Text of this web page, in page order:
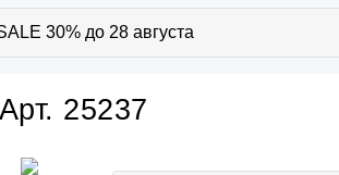
30% до 28 августа
25237